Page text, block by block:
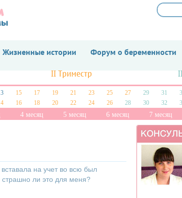
Жизненные истории Форум о беременности
II Триместр
15 17 19 21 23 25 27 29 31
16 18 20 22 24 26 28 30 32
4 месяц 5 месяц 6 месяц 7 месяц
вставала на учет во всю был
страшно ли это для меня?